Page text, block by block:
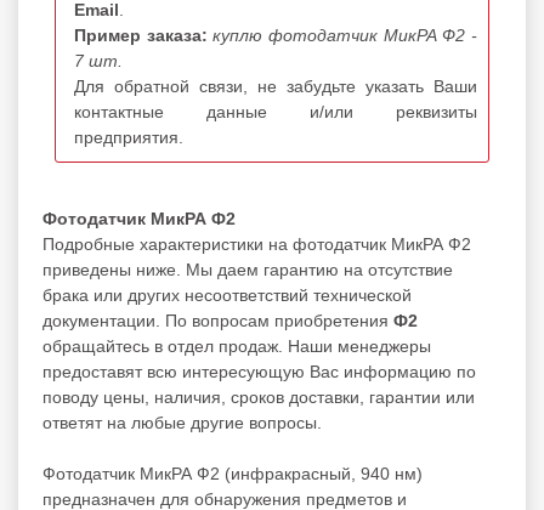
Email
Пример заказа: куплю фотодатчик МикРА Ф2 -
7 шт.
Для обратной связи, не забудьте указать Ваши
контактные данные и/или реквизиты
предприятия.
Фотодатчик МикРА Ф2
Подробные характеристики на фотодатчик МикРА Ф2
приведены ниже. Мы даем гарантию на отсутствие
брака или других несоответствий технической
документации. По вопросам приобретения Ф2
обращайтесь в отдел продаж. Наши менеджеры
предоставят всю интересующую Вас информацию по
поводу цены, наличия, сроков доставки, гарантии или
ответят на любые другие вопросы.
Фотодатчик МикРА Ф2 (инфракрасный, 940 нм)
предназначен для обнаружения предметов и